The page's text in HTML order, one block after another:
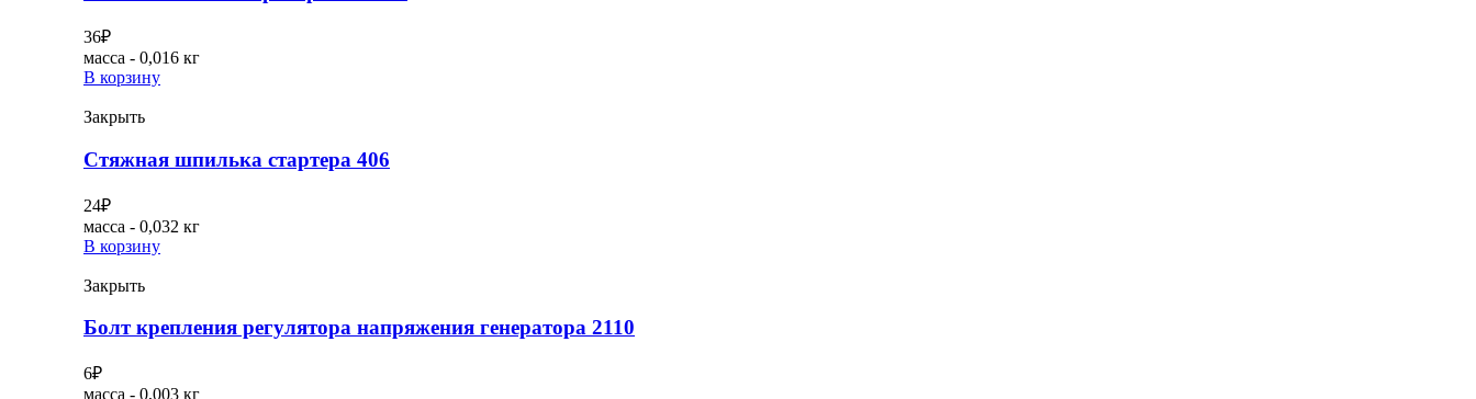
36₽
масса - 0,016 кг
В корзину
Закрыть
Стяжная шпилька стартера 406
24₽
масса - 0,032 кг
В корзину
Закрыть
Болт крепления регулятора напряжения генератора 2110
6₽
масса - 0,003 кг